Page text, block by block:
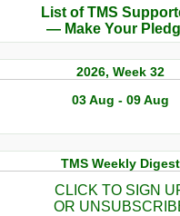
List of TMS
— Make Your
2026, Week 32
03 Aug - 09 Aug
TMS Weekly Digest
CLICK TO SIGN
OR